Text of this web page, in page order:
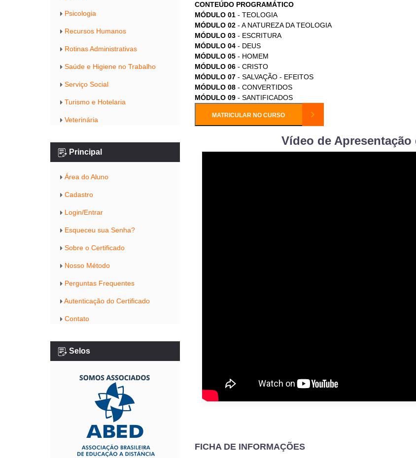
Psicologia
Recursos Humanos
Rotinas Administrativas
Saúde e Higiene no Trabalho
Serviço Social
Turismo e Hotelaria
Veterinária
Principal
Área do Aluno
Cadastro
Login/Entrar
Esqueceu sua Senha?
Sobre o Certificado
Nosso Método
Perguntas Frequentes
Autenticação do Certificado
Contato
Selos
CONTEÚDO PROGRAMÁTICO
MÓDULO 01- TEOLOGIA
MÓDULO 02- A NATUREZA DA TEOLOGIA
MÓDULO 03- ESCRITURA
MÓDULO 04- DEUS
MÓDULO 05- HOMEM
MÓDULO 06- CRISTO
MÓDULO 07- SALVAÇÃO - EFEITOS
MÓDULO 08- CONVERTIDOS
MÓDULO 09- SANTIFICADOS
MATRICULAR NO CURSO
Vídeo de
FICHA DE INFORMAÇÕES